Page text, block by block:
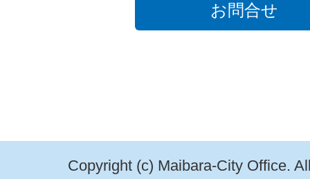
お問合せ
Copyright (c) Maibara-City Office.